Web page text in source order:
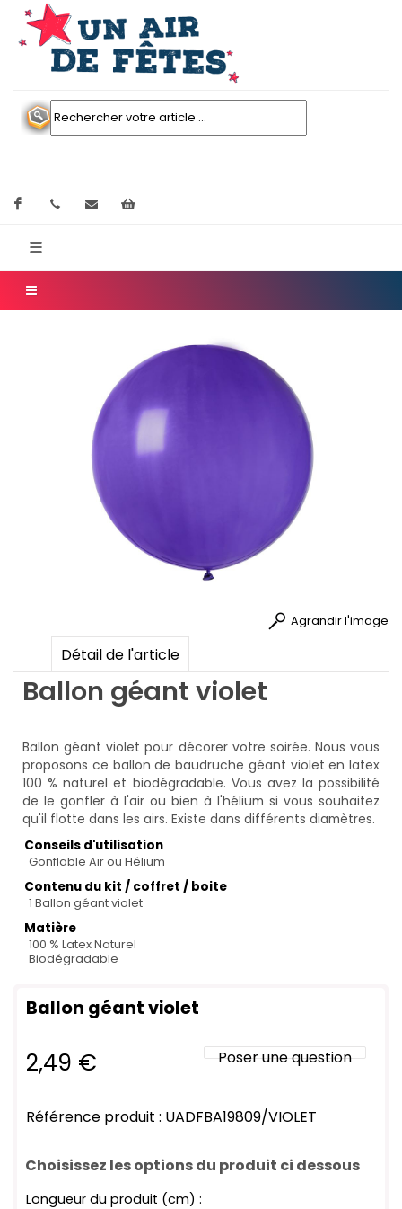
Facebook contactez nous
Agrandir l'image
Détail de l'article
Ballon géant violet
Ballon géant violet pour décorer votre soirée. Nous vous
proposons ce ballon de baudruche géant violet en latex
100 % naturel et biodégradable. Vous avez la possibilité
de le gonfler à l'air ou bien à l'hélium si vous souhaitez
qu'il flotte dans les airs. Existe dans différents diamètres.
Conseils d'utilisation
Gonflable Air ou Hélium
Contenu du kit / coffret / boite
1 Ballon géant violet
Matière
100 % Latex Naturel
Biodégradable
Ballon géant violet
2,49 € Poser une question
Référence produit : UADFBA19809/VIOLET
Choisissez les options du produit ci dessous
Longueur du produit (cm) :